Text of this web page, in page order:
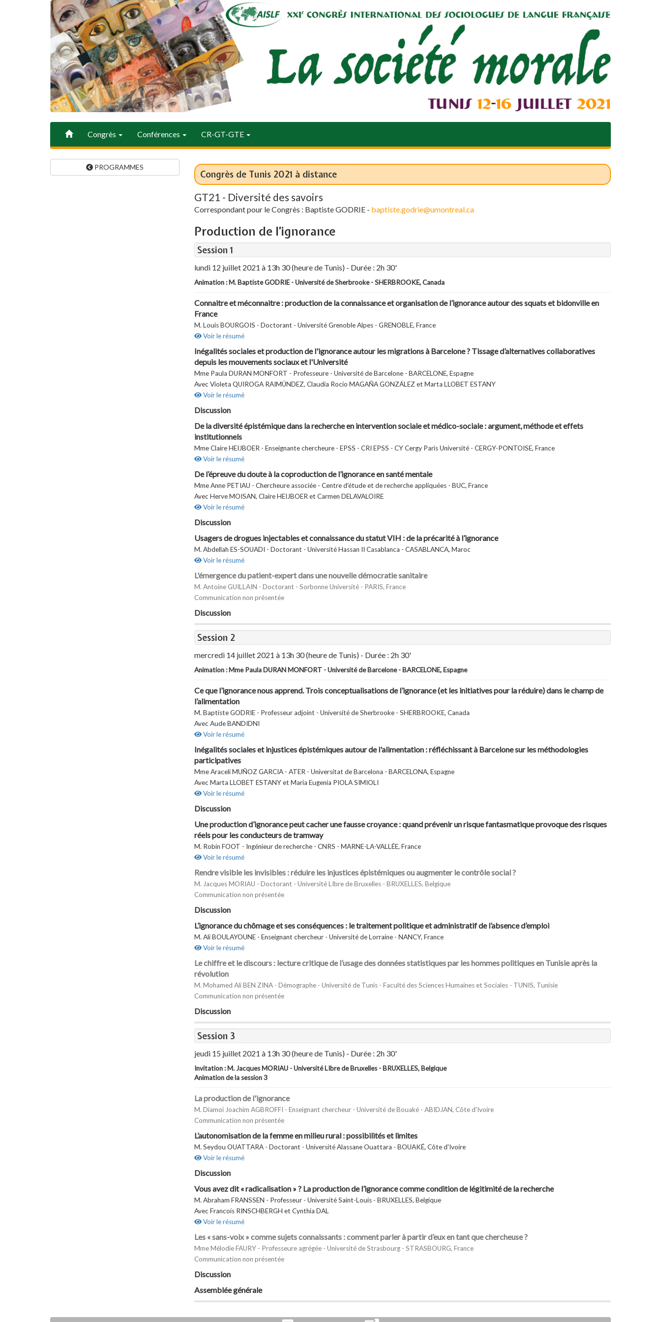
AccueilCongrès Conférences CR-GT-GTE
PROGRAMMES
Congrès de Tunis 2021 à distance
GT21 - Diversité des savoirs
Correspondant pour le Congrès : Baptiste GODRIE - baptiste.godrie@umontreal.ca
Production de l’ignorance
Session 1
lundi 12 juillet 2021 à 13h 30 (heure de Tunis) - Durée : 2h 30'
Animation : M. Baptiste GODRIE - Université de Sherbrooke - SHERBROOKE, Canada
Connaitre et méconnaitre : production de la connaissance et organisation de l’ignorance autour des squats et bidonville en
France
M. Louis BOURGOIS - Doctorant - Université Grenoble Alpes - GRENOBLE, France
Voir le résumé
Inégalités sociales et production de l'ignorance autour les migrations à Barcelone ? Tissage d’alternatives collaboratives
depuis les mouvements sociaux et l'Université
Mme Paula DURAN MONFORT - Professeure - Université de Barcelone - BARCELONE, Espagne
Avec Violeta QUIROGA RAIMÚNDEZ, Claudia Rocio MAGAÑA GONZÁLEZ et Marta LLOBET ESTANY
Voir le résumé
Discussion
De la diversité épistémique dans la recherche en intervention sociale et médico-sociale : argument, méthode et effets
institutionnels
Mme Claire HEIJBOER - Enseignante chercheure - EPSS - CRI EPSS - CY Cergy Paris Université - CERGY-PONTOISE, France
Voir le résumé
De l’épreuve du doute à la coproduction de l’ignorance en santé mentale
Mme Anne PETIAU - Chercheure associée - Centre d'étude et de recherche appliquées - BUC, France
Avec Herve MOISAN, Claire HEIJBOER et Carmen DELAVALOIRE
Voir le résumé
Discussion
Usagers de drogues injectables et connaissance du statut VIH : de la précarité à l’ignorance
M. Abdellah ES-SOUADI - Doctorant - Université Hassan II Casablanca - CASABLANCA, Maroc
Voir le résumé
L'émergence du patient-expert dans une nouvelle démocratie sanitaire
M. Antoine GUILLAIN - Doctorant - Sorbonne Université - PARIS, France
Communication non présentée
Discussion
Session 2
mercredi 14 juillet 2021 à 13h 30 (heure de Tunis) - Durée : 2h 30'
Animation : Mme Paula DURAN MONFORT - Université de Barcelone - BARCELONE, Espagne
Ce que l’ignorance nous apprend. Trois conceptualisations de l’ignorance (et les initiatives pour la réduire) dans le champ de
l’alimentation
M. Baptiste GODRIE - Professeur adjoint - Université de Sherbrooke - SHERBROOKE, Canada
Avec Aude BANDIDNI
Voir le résumé
Inégalités sociales et injustices épistémiques autour de l'alimentation : réfléchissant à Barcelone sur les méthodologies
participatives
Mme Araceli MUÑOZ GARCIA - ATER - Universitat de Barcelona - BARCELONA, Espagne
Avec Marta LLOBET ESTANY et Maria Eugenia PIOLA SIMIOLI
Voir le résumé
Discussion
Une production d’ignorance peut cacher une fausse croyance : quand prévenir un risque fantasmatique provoque des risques
réels pour les conducteurs de tramway
M. Robin FOOT - Ingénieur de recherche - CNRS - MARNE-LA-VALLÉE, France
Voir le résumé
Rendre visible les invisibles : réduire les injustices épistémiques ou augmenter le contrôle social ?
M. Jacques MORIAU - Doctorant - Université LIbre de Bruxelles - BRUXELLES, Belgique
Communication non présentée
Discussion
L’ignorance du chômage et ses conséquences : le traitement politique et administratif de l’absence d’emploi
M. Ali BOULAYOUNE - Enseignant chercheur - Université de Lorraine - NANCY, France
Voir le résumé
Le chiffre et le discours : lecture critique de l’usage des données statistiques par les hommes politiques en Tunisie après la
révolution
M. Mohamed Ali BEN ZINA - Démographe - Université de Tunis - Faculté des Sciences Humaines et Sociales - TUNIS, Tunisie
Communication non présentée
Discussion
Session 3
jeudi 15 juillet 2021 à 13h 30 (heure de Tunis) - Durée : 2h 30'
Invitation : M. Jacques MORIAU - Université LIbre de Bruxelles - BRUXELLES, Belgique
Animation de la session 3
La production de l'ignorance
M. Diamoi Joachim AGBROFFI - Enseignant chercheur - Université de Bouaké - ABIDJAN, Côte d'Ivoire
Communication non présentée
L’autonomisation de la femme en milieu rural : possibilités et limites
M. Seydou OUATTARA - Doctorant - Université Alassane Ouattara - BOUAKÉ, Côte d'Ivoire
Voir le résumé
Discussion
Vous avez dit « radicalisation » ? La production de l’ignorance comme condition de légitimité de la recherche
M. Abraham FRANSSEN - Professeur - Université Saint-Louis - BRUXELLES, Belgique
Avec Francois RINSCHBERGH et Cynthia DAL
Voir le résumé
Les « sans-voix » comme sujets connaissants : comment parler à partir d’eux en tant que chercheuse ?
Mme Mélodie FAURY - Professeure agrégée - Université de Strasbourg - STRASBOURG, France
Communication non présentée
Discussion
Assemblée générale